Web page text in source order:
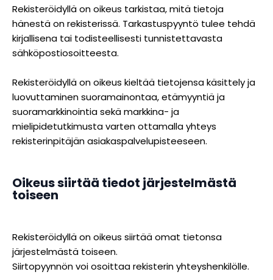
Rekisteröidyllä on oikeus tarkistaa, mitä tietoja
hänestä on rekisterissä. Tarkastuspyyntö tulee tehdä
kirjallisena tai todisteellisesti tunnistettavasta
sähköpostiosoitteesta.
Rekisteröidyllä on oikeus kieltää tietojensa käsittely ja
luovuttaminen suoramainontaa, etämyyntiä ja
suoramarkkinointia sekä markkina- ja
mielipidetutkimusta varten ottamalla yhteys
rekisterinpitäjän asiakaspalvelupisteeseen.
Oikeus siirtää tiedot järjestelmästä
toiseen
Rekisteröidyllä on oikeus siirtää omat tietonsa
järjestelmästä toiseen.
Siirtopyynnön voi osoittaa rekisterin yhteyshenkilölle.